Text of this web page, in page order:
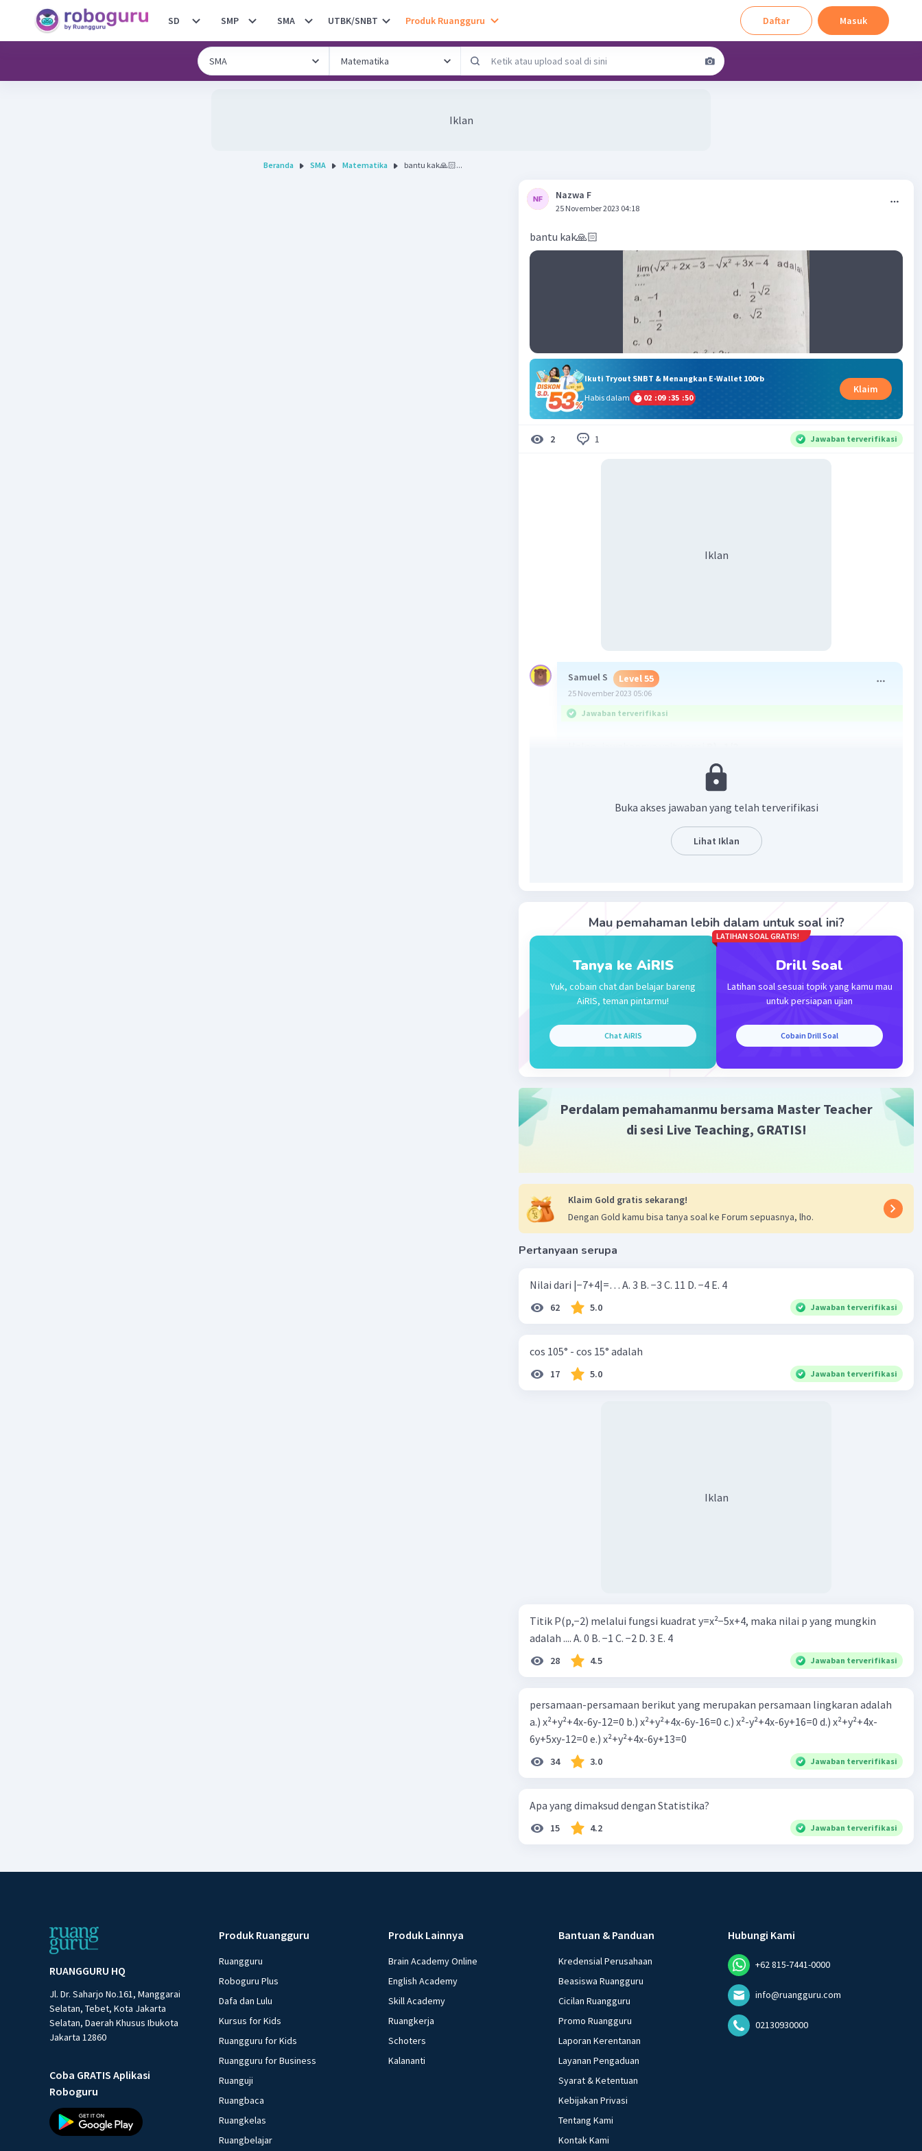
SD SMP SMA UTBK/SNBT Produk Ruangguru Daftar Masuk
Iklan
Beranda SMA Matematika bantu kak🙏🏻...
Nazwa F
25 November 2023 04:18
bantu kak🙏🏻
Ikuti Tryout SNBT & Menangkan E-Wallet 100rb
Habis dalam
02 :09 :35 :50
Klaim
2 1 Jawaban terverifikasi
Iklan
Samuel S Level 55
25 November 2023 05:06
Jawaban terverifikasi
Berikut adalah penjelasannya!
Beri Rating
Buka akses jawaban yang telah terverifikasi
Lihat Iklan
Mau pemahaman lebih dalam untuk soal ini?
Tanya ke AiRIS
Yuk, cobain chat dan belajar bareng
AiRIS, teman pintarmu!
Chat AiRIS
LATIHAN SOAL GRATIS!
Drill Soal
Latihan soal sesuai topik yang kamu mau
untuk persiapan ujian
Cobain Drill Soal
Perdalam pemahamanmu bersama Master Teacher
di sesi Live Teaching, GRATIS!
Klaim Gold gratis sekarang!
Dengan Gold kamu bisa tanya soal ke Forum sepuasnya, lho.
Pertanyaan serupa
Nilai dari |−7+4|=… A. 3 B. −3 C. 11 D. −4 E. 4
62 5.0 Jawaban terverifikasi
cos 105° - cos 15° adalah
17 5.0 Jawaban terverifikasi
Iklan
Titik P(p,−2) melalui fungsi kuadrat y=x²−5x+4, maka nilai p yang mungkin
adalah .... A. 0 B. −1 C. −2 D. 3 E. 4
28 4.5 Jawaban terverifikasi
persamaan-persamaan berikut yang merupakan persamaan lingkaran adalah
a.) x²+y²+4x-6y-12=0 b.) x²+y²+4x-6y-16=0 c.) x²-y²+4x-6y+16=0 d.) x²+y²+4x-
6y+5xy-12=0 e.) x²+y²+4x-6y+13=0
34 3.0 Jawaban terverifikasi
Apa yang dimaksud dengan Statistika?
15 4.2 Jawaban terverifikasi
RUANGGURU HQ
Jl. Dr. Saharjo No.161, Manggarai
Selatan, Tebet, Kota Jakarta
Selatan, Daerah Khusus Ibukota
Jakarta 12860
Coba GRATIS Aplikasi
Roboguru
Produk Ruangguru
Ruangguru
Roboguru Plus
Dafa dan Lulu
Kursus for Kids
Ruangguru for Kids
Ruangguru for Business
Ruanguji
Ruangbaca
Ruangkelas
Ruangbelajar
Produk Lainnya
Brain Academy Online
English Academy
Skill Academy
Ruangkerja
Schoters
Kalananti
Bantuan & Panduan
Kredensial Perusahaan
Beasiswa Ruangguru
Cicilan Ruangguru
Promo Ruangguru
Laporan Kerentanan
Layanan Pengaduan
Syarat & Ketentuan
Kebijakan Privasi
Tentang Kami
Kontak Kami
Hubungi Kami
+62 815-7441-0000
info@ruangguru.com
02130930000